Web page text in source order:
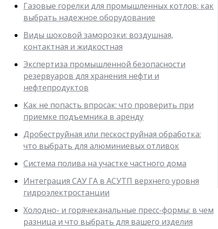
Газовые горелки для промышленных котлов: как
выбрать надежное оборудование
Виды шоковой заморозки: воздушная,
контактная и жидкостная
Экспертиза промышленной безопасности
резервуаров для хранения нефти и
нефтепродуктов
Как не попасть впросак: что проверить при
приемке подъемника в аренду
Дробеструйная или пескоструйная обработка:
что выбрать для алюминиевых отливок
Система полива на участке частного дома
Интеграция САУ ГА в АСУТП верхнего уровня
гидроэлектростанции
Холодно- и горячеканальные пресс-формы: в чем
разница и что выбрать для вашего изделия